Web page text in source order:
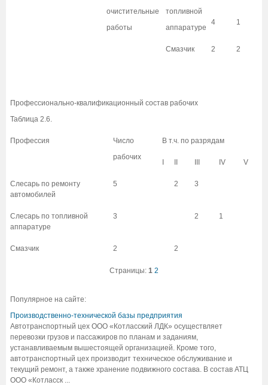
очистительные
работы
топливной
аппаратуре
4 1
Смазчик 2 2
Профессионально-квалификационный состав рабочих
Таблица 2.6.
Профессия
Число
рабочих
В т.ч. по разрядам
IV V
Слесарь по ремонту
автомобилей
5 2 3
Слесарь по топливной
аппаратуре
3 2 1
Смазчик 2 2
Страницы: 1 2
Популярное на сайте:
Производственно-технической базы предприятия
Автотранспортный цех ООО «Котласский ЛДК» осуществляет
перевозки грузов и пассажиров по планам и заданиям,
устанавливаемым вышестоящей организацией. Кроме того,
автотранспортный цех производит техническое обслуживание и
текущий ремонт, а также хранение подвижного состава. В состав АТЦ
ООО «Котласск ...